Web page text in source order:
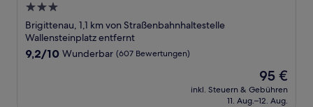
3.0-
Sterne-
Unterkunft
Brigittenau, 1,1 km von Straßenbahnhaltestelle
Wallensteinplatz entfernt
9.2
9,2/10 Wunderbar (607 Bewertungen)
Der
Preis
beträgt
95 €
inkl. Steuern & Gebühren
11. Aug.–12. Aug.